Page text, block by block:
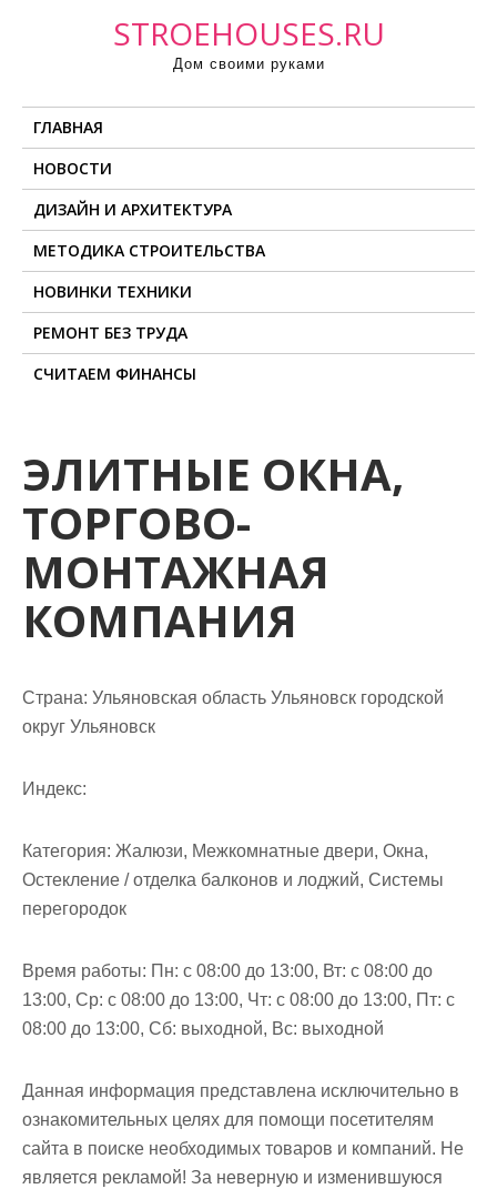
STROEHOUSES.RU
Дом своими руками
ГЛАВНАЯ
НОВОСТИ
ДИЗАЙН И АРХИТЕКТУРА
МЕТОДИКА СТРОИТЕЛЬСТВА
НОВИНКИ ТЕХНИКИ
РЕМОНТ БЕЗ ТРУДА
СЧИТАЕМ ФИНАНСЫ
ЭЛИТНЫЕ ОКНА,
ТОРГОВО-
МОНТАЖНАЯ
КОМПАНИЯ
Страна: Ульяновская область Ульяновск городской
округ Ульяновск
Индекс:
Категория: Жалюзи, Межкомнатные двери, Окна,
Остекление / отделка балконов и лоджий, Системы
перегородок
Время работы: Пн: с 08:00 до 13:00, Вт: с 08:00 до
13:00, Ср: с 08:00 до 13:00, Чт: с 08:00 до 13:00, Пт: с
08:00 до 13:00, Сб: выходной, Вс: выходной
Данная информация представлена исключительно в
ознакомительных целях для помощи посетителям
сайта в поиске необходимых товаров и компаний. Не
является рекламой! За неверную и изменившуюся